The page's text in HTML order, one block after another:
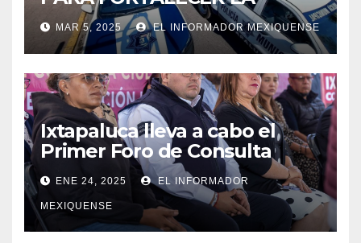
SEGURIDAD EN IXTAPALUCA
MAR 5, 2025 EL INFORMADOR MEXIQUENSE
Ixtapaluca lleva a cabo el
Primer Foro de Consulta
Ciudadana»
ENE 24, 2025 EL INFORMADOR
MEXIQUENSE